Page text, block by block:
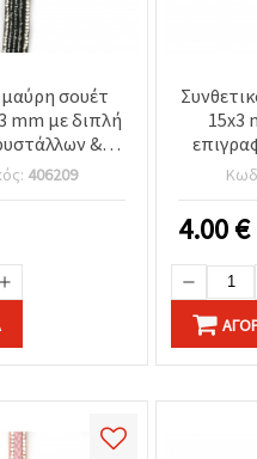
σουέτ
mm με διπλή
&
– λωρίδα 1 m
κοσμήματα,
&
DIY
406209
15x3
4.00€